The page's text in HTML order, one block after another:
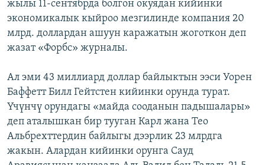
жылы 11-сентябрда болгон окуядан кийинки
экономикалык кыйроо мезгилинде компания 20
млрд. доллардан ашуун каражатын жоготкон деп
жазат «Форбс» журналы.
Ал эми 43 миллиард доллар байлыктын ээси Уорен
Баффетт Билл Гейтстен кийинки орунда турат.
Үчүнчү орундагы «майда сооданын падышалары»
деп аталышкан бир тууган Карл жана Тео
Альбрехттердин байлыгы дээрлик 23 млрдга
жакын. Алардан кийинки орунга Сауд